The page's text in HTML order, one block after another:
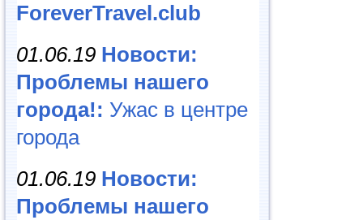
ForeverTravel.club
01.06.19 Новости:
Проблемы нашего
города!: Ужас в центре
города
01.06.19 Новости:
Проблемы нашего